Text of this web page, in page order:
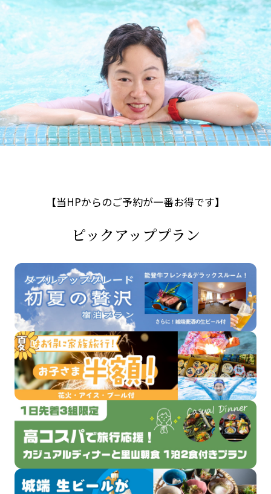
【当HPからのご予約が一番お得です】
ピックアッププラン